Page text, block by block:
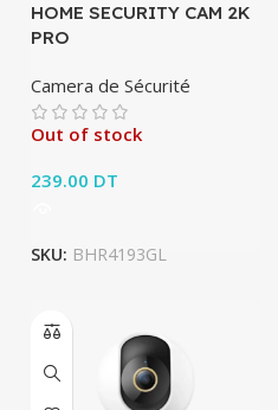
HOME SECURITY CAM 2K
PRO
Camera de Sécurité
Out of stock
239.00 DT
SKU: BHR4193GL